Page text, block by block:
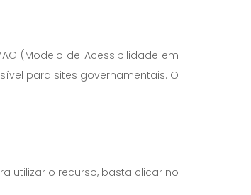
(Modelo de Acessibilidade em
para sites governamentais. O
utilizar o recurso, basta clicar no